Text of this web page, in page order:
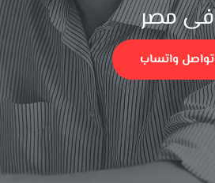
فى مصر
تواصل واتساب